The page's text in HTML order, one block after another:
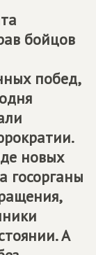
бойцов
побед,
новых
госорганы
А